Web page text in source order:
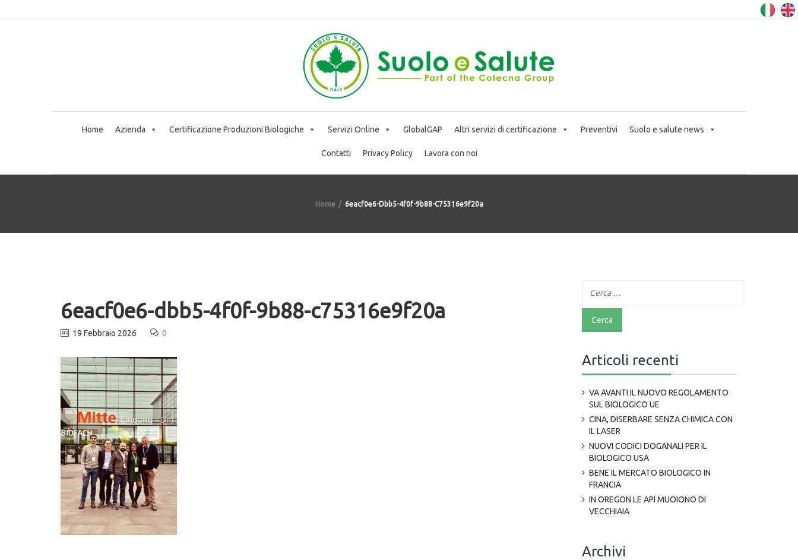
Home Azienda Certificazione Produzioni Biologiche Servizi Online GlobalGAP Altri servizi di certificazione Preventivi Suolo e salute news
Contatti Privacy Policy Lavora con noi
Home 6eacf0e6-Dbb5-4f0f-9b88-C75316e9f20a
6eacf0e6-dbb5-4f0f-9b88-c75316e9f20a
19 Febbraio 2026 0
Articoli recenti
VA AVANTI IL NUOVO REGOLAMENTO
SUL BIOLOGICO UE
CINA, DISERBARE SENZA CHIMICA CON
IL LASER
NUOVI CODICI DOGANALI PER IL
BIOLOGICO USA
BENE IL MERCATO BIOLOGICO IN
FRANCIA
IN OREGON LE API MUOIONO DI
VECCHIAIA
Archivi